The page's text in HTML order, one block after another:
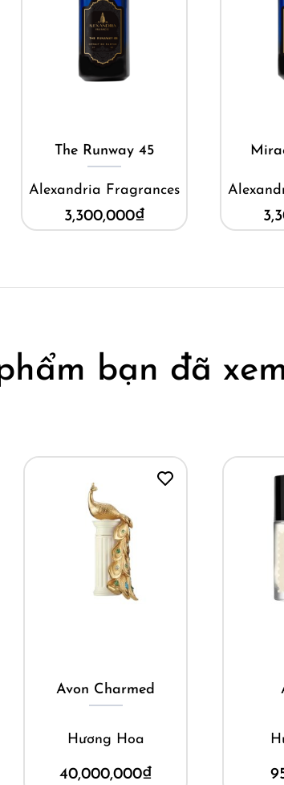
The Runway 45
Alexandria Fragrances
3,300,000₫
bạn đã
Avon Charmed
Hương Hoa
40,000,000₫